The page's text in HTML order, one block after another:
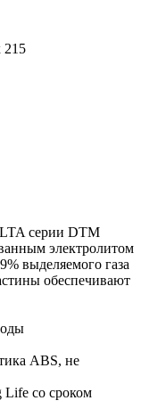
215
серии DTM
электролитом
выделяемого газа
обеспечивают
ABS, не
Life со сроком